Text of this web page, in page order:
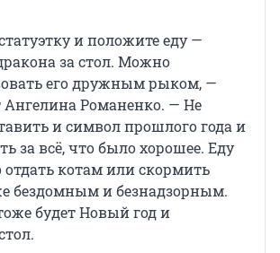
и положите еду —
за стол. Можно
его дружным рыком, —
Ангелина Романенко. — Не
и символ прошлого года и
за всё, что было хорошее. Еду
котам или скормить
бездомным и безнадзорным.
будет Новый год и